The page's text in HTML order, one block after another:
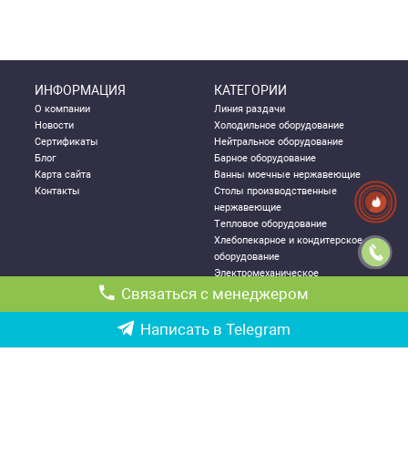
ИНФОРМАЦИЯ
О компании
Новости
Сертификаты
Блог
Карта сайта
Контакты
КАТЕГОРИИ
Линия раздачи
Холодильное оборудование
Нейтральное оборудование
Барное оборудование
Ванны моечные нержавеющие
Столы производственные
нержавеющие
Тепловое оборудование
Хлебопекарное и кондитерское
оборудование
Электромеханическое
оборудование
Посудомоечное оборудование
Стеллажи металлические
Связаться с менеджером
Написать в Telegram